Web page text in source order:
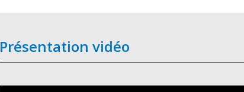
Présentation vidéo